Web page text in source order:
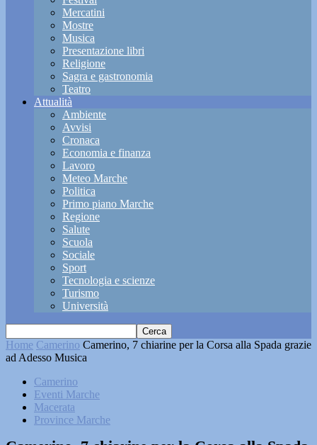
Mercatini
Mostre
Musica
Presentazione libri
Religione
Sagra e gastronomia
Teatro
Attualità
Ambiente
Avvisi
Cronaca
Economia e finanza
Lavoro
Meteo Marche
Politica
Primo piano Marche
Regione
Salute
Scuola
Sociale
Sport
Tecnologia e scienze
Turismo
Università
Home Camerino Camerino, 7 chiarine per la Corsa alla Spada grazie
ad Adesso Musica
Camerino
Eventi Marche
Macerata
Province Marche